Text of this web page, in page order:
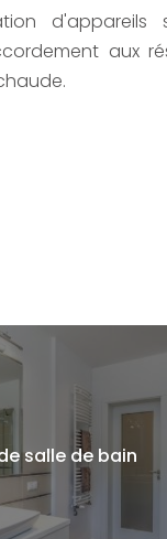
d'appareils
aux
salle de bain